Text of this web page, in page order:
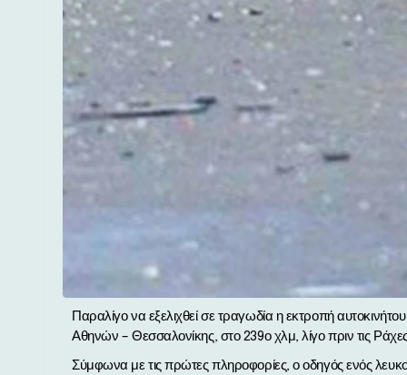
Παραλίγο να εξελιχθεί σε τραγωδία η εκτροπή αυτοκινήτου που σημειώθηκε το μεσημέρι της Τετάρτης στην εθνική οδό
Αθηνών – Θεσσαλονίκης, στο 239ο χλμ, λίγο πριν τις
Σύμφωνα με τις πρώτες πληροφορίες, ο οδηγός ενός